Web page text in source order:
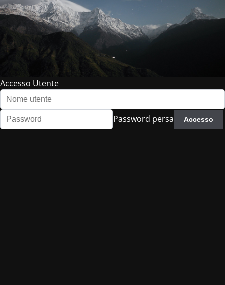
Accesso Utente
Password persa